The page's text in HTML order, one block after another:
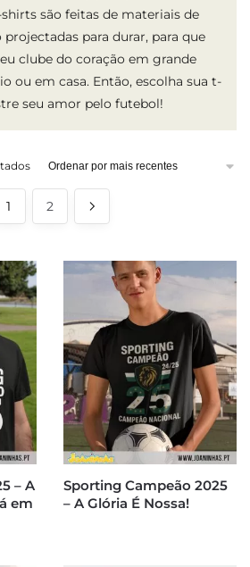
são feitas de materiais de
para durar, para que
clube do coração em grande
ou em casa. Então, escolha sua t-
seu amor pelo futebol!
Ordenado
mais
1 2
– A
em
Sporting Campeão 2025
– A Glória É Nossa!